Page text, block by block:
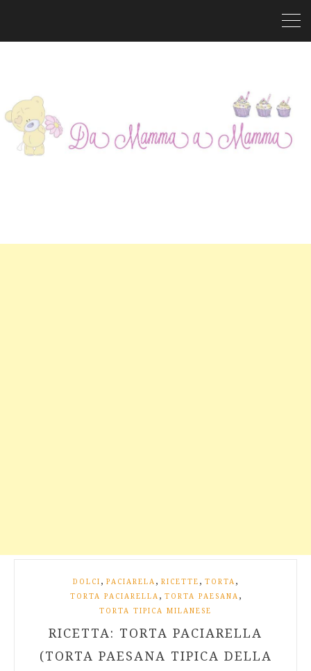
DOLCI , PACIARELA , RICETTE , TORTA ,
TORTA PACIARELLA , TORTA PAESANA ,
TORTA TIPICA MILANESE
RICETTA: TORTA PACIARELLA
(TORTA PAESANA TIPICA DELLA